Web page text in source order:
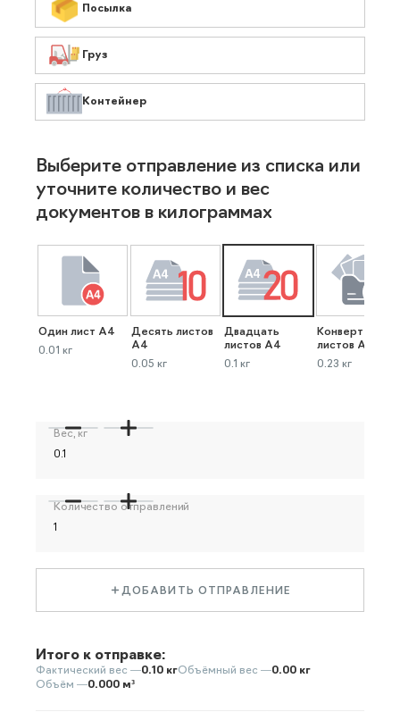
Посылка
Груз
Контейнер
Выберите отправление из списка или
уточните количество и вес
документов в килограммах
Один лист А4
0.01 кг
Десять листов
А4
0.05 кг
Двадцать
листов А4
0.1 кг
Конверт до 40
листов А4
0.23 кг
Вес, кг
Количество отправлений
ДОБАВИТЬ ОТПРАВЛЕНИЕ
Итого к отправке:
Фактический вес —0.10 кгОбъёмный вес —0.00 кг
Объём —0.000 м³